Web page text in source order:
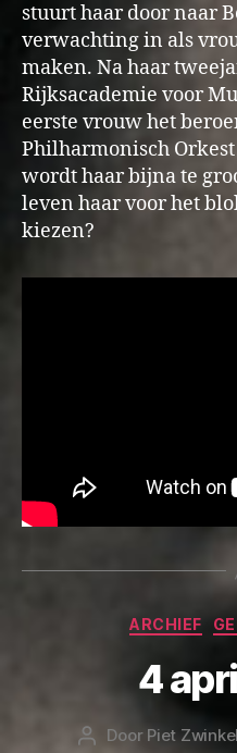
stuurt haar door naar
verwachting in als
maken. Na haar
Rijksacademie voor
eerste vrouw het
Philharmonisch
wordt haar bijna te
leven haar voor het
kiezen?
ARCHIEF
4
Berichtauteur
Door Piet